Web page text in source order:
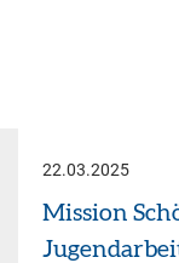
22.03.2025
Mission